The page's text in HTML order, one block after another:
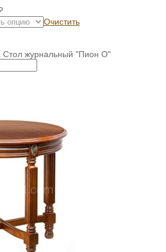
Очистить
Стол журнальный "Пион О"